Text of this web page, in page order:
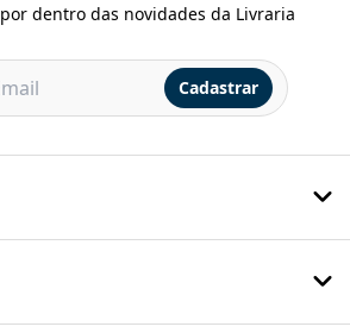
dentro das novidades da Livraria
Cadastrar